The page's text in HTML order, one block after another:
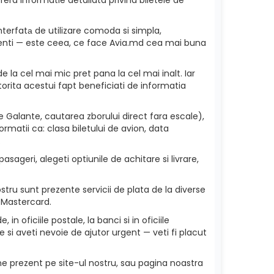
de utilizare comoda si simpla,
— este ceea, ce face Avia.md cea mai buna
la cel mai mic pret pana la cel mai inalt. Iar
acestui fapt beneficiati de informatia
cautarea zborului direct fara escale),
ca: clasa biletului de avion, data
alegeti optiunile de achitare si livrare,
sunt prezente servicii de plata de la diverse
in oficiile postale, la banci si in oficiile
si aveti nevoie de ajutor urgent — veti fi placut
prezent pe site-ul nostru, sau pagina noastra